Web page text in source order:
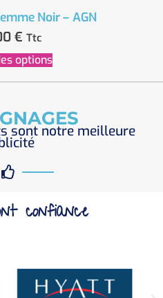
Noir – AGN
€ Ttc
options
sont notre meilleure
confiance